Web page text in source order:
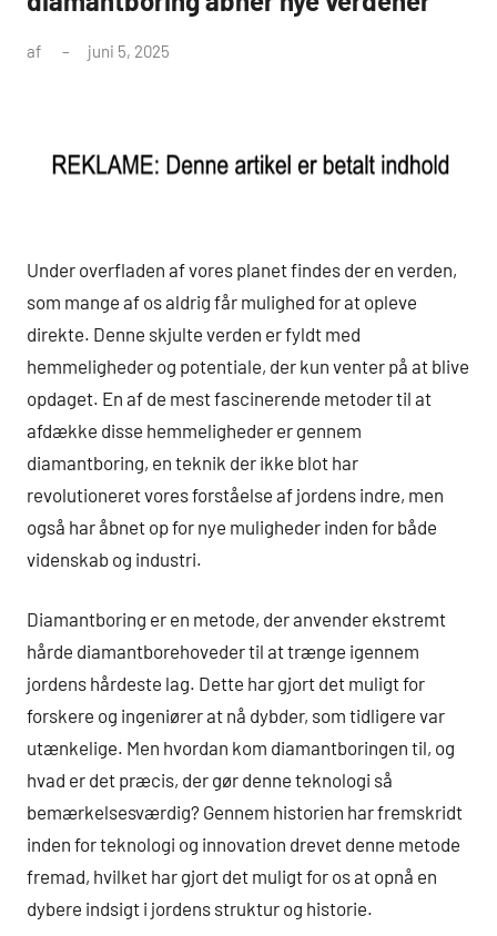
af juni 5, 2025
Under overfladen af vores planet findes der en verden,
som mange af os aldrig får mulighed for at opleve
direkte. Denne skjulte verden er fyldt med
hemmeligheder og potentiale, der kun venter på at blive
opdaget. En af de mest fascinerende metoder til at
afdække disse hemmeligheder er gennem
diamantboring, en teknik der ikke blot har
revolutioneret vores forståelse af jordens indre, men
også har åbnet op for nye muligheder inden for både
videnskab og industri.
Diamantboring er en metode, der anvender ekstremt
hårde diamantborehoveder til at trænge igennem
jordens hårdeste lag. Dette har gjort det muligt for
forskere og ingeniører at nå dybder, som tidligere var
utænkelige. Men hvordan kom diamantboringen til, og
hvad er det præcis, der gør denne teknologi så
bemærkelsesværdig? Gennem historien har fremskridt
inden for teknologi og innovation drevet denne metode
fremad, hvilket har gjort det muligt for os at opnå en
dybere indsigt i jordens struktur og historie.